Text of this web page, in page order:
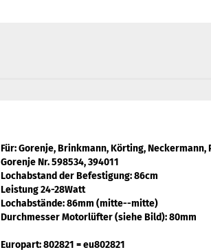
Für: Gorenje, Brinkmann, Körting, Neckermann,
Gorenje Nr. 598534, 394011
Lochabstand der Befestigung: 86cm
Leistung 24-28Watt
Lochabstände: 86mm (mitte--mitte)
Durchmesser Motorlüfter (siehe Bild): 80mm
Europart: 802821 = eu802821